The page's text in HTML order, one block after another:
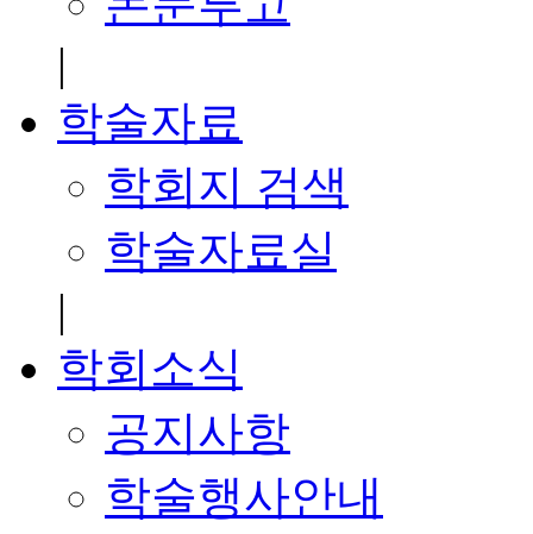
|
학술자료
학회지 검색
학술자료실
|
학회소식
공지사항
학술행사안내